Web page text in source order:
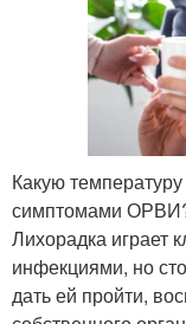
Какую
симптомами
Лихорадка играет
инфекциями, но
дать ей пройти,